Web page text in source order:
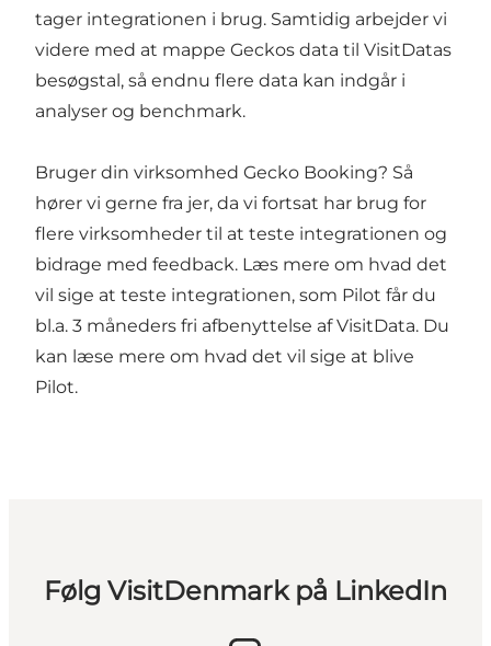
tager integrationen i brug. Samtidig arbejder vi
videre med at mappe Geckos data til VisitDatas
besøgstal, så endnu flere data kan indgår i
analyser og benchmark.
Bruger din virksomhed Gecko Booking? Så
hører vi gerne fra jer, da vi fortsat har brug for
flere virksomheder til at teste integrationen og
bidrage med feedback. Læs mere om hvad det
vil sige at teste integrationen, som Pilot får du
bl.a. 3 måneders fri afbenyttelse af VisitData. Du
kan læse mere om hvad det vil sige at blive
Pilot.
Følg VisitDenmark på LinkedIn